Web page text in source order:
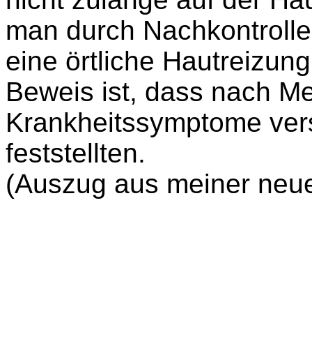
man durch
eine örtliche
Beweis ist, dass nach
Krankheitssymptome
feststellten.
(Auszug aus meiner